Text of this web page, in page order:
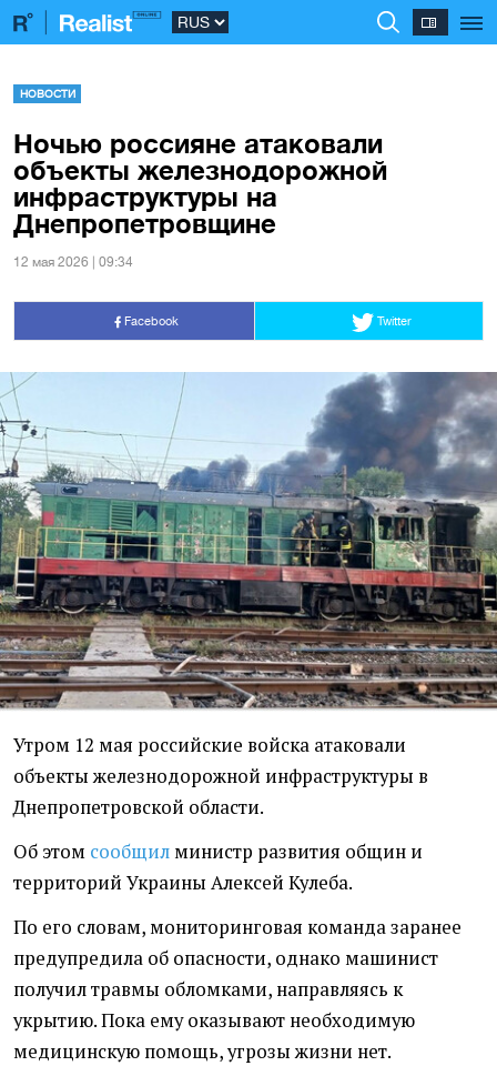
НОВОСТИ
Ночью россияне атаковали
объекты железнодорожной
инфраструктуры на
Днепропетровщине
12 мая 2026 | 09:34
Facebook Twitter
Утром 12 мая российские войска атаковали
объекты железнодорожной инфраструктуры в
Днепропетровской области.
Об этом сообщил министр развития общин и
территорий Украины Алексей Кулеба.
По его словам, мониторинговая команда заранее
предупредила об опасности, однако машинист
получил травмы обломками, направляясь к
укрытию. Пока ему оказывают необходимую
медицинскую помощь, угрозы жизни нет.